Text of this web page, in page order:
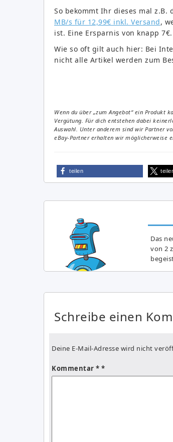
So bekommt Ihr dieses mal z.B.
MB/s für 12,99€ inkl. Versand,
ist. Eine Ersparnis von knapp 7€.
Wie so oft gilt auch hier: Bei
nicht alle Artikel werden zum
Wenn du über „zum Angebot“ ein
Vergütung. Für dich entstehen dabei
Auswahl. Unter anderem sind wir Partner
eBay-Partner erhalten wir möglicherweise
teilen
Das
von 2
Schreibe einen
Deine E-Mail-Adresse wird nicht
Kommentar *